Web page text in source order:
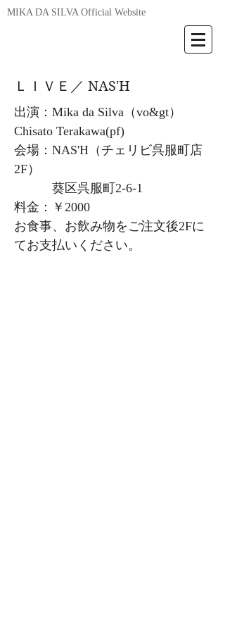
MIKA DA SILVA Official Website
ＬＩＶＥ／ NAS'H
出演：Mika da Silva（vo&gt）
Chisato Terakawa(pf)
会場：NAS'H（チェリビ呉服町店
2F）
葵区呉服町2-6-1
料金：￥2000
お食事、お飲み物をご注文後2Fに
てお支払いください。